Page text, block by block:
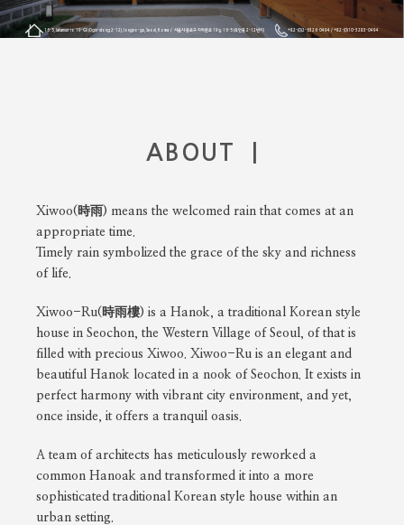
16-5, Jahamun-ro 19-Gil (Ogin-dong 2-12), Jongno-gu, Seoul, Korea / 서울시 종로구 자하문로 19길 16-5 (옥인동 2-12번지) +82-(0)2-6326-0494 / +82-(0)10-3283-0494
ABOUT |
Xiwoo(時雨) means the welcomed rain that comes at an
appropriate time.
Timely rain symbolized the grace of the sky and richness
of life.
Xiwoo-Ru(時雨樓) is a Hanok, a traditional Korean style
house in Seochon, the Western Village of Seoul, of that is
filled with precious Xiwoo. Xiwoo-Ru is an elegant and
beautiful Hanok located in a nook of Seochon. It exists in
perfect harmony with vibrant city environment, and yet,
once inside, it offers a tranquil oasis.
A team of architects has meticulously reworked a
common Hanoak and transformed it into a more
sophisticated traditional Korean style house within an
urban setting.